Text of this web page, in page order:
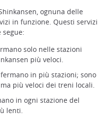
ognuna delle
in funzione. Questi servizi
segue:
solo nelle stazioni
più veloci.
in più stazioni; sono
più veloci dei treni locali.
in ogni stazione del
lenti.